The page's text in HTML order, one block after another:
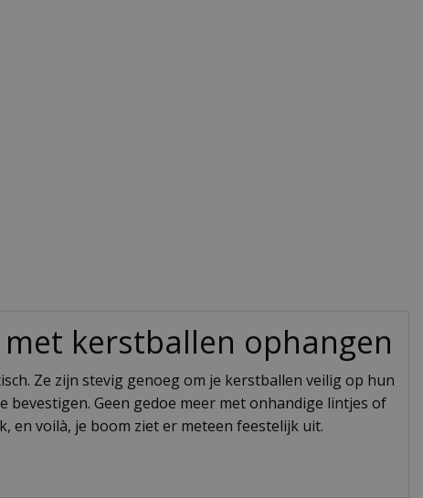
kerstballen ophangen
Ze zijn stevig genoeg om je kerstballen veilig op hun
Geen gedoe meer met onhandige lintjes of
en voilà, je boom ziet er meteen feestelijk uit.